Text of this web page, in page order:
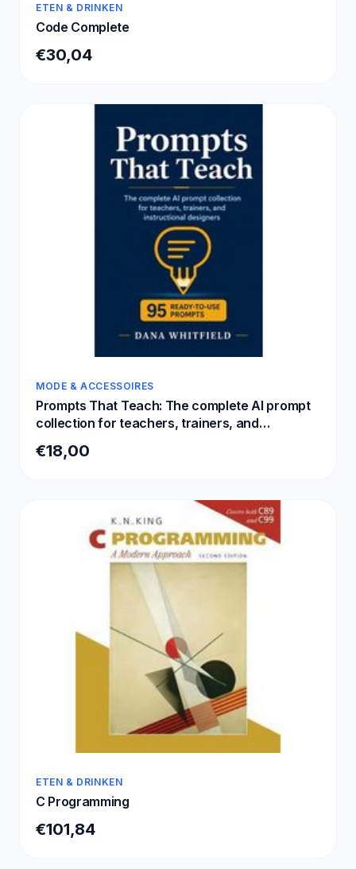
ETEN & DRINKEN
Code Complete
€30,04
MODE & ACCESSOIRES
Prompts That Teach: The complete AI prompt
collection for teachers, trainers, and
prompts for ChatGPT, Claude
€18,00
ETEN & DRINKEN
C Programming
€101,84